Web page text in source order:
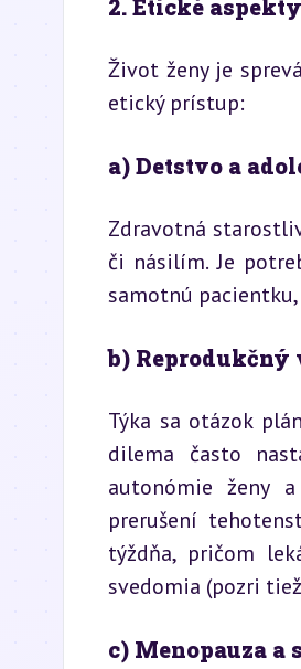
2. Etické
Život ženy je
etický prístup:
a) Detstvo a
Zdravotná
či násilím. Je
samotnú pacientku,
b) Reprodukčný
Týka sa otázok
dilema často
autonómie ženy
prerušení
týždňa, pričom
svedomia (pozri
c) Menopauza a